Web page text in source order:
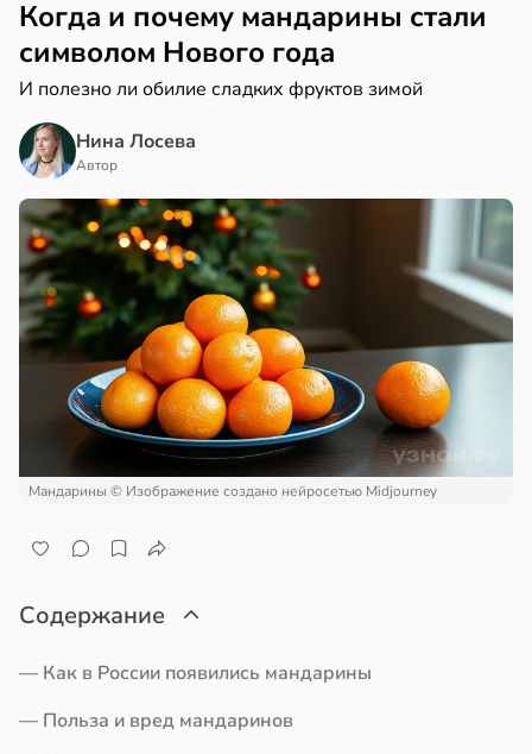
Когда и почему мандарины стали
символом Нового года
И полезно ли обилие сладких фруктов зимой
Нина Лосева
Автор
Мандарины © Изображение создано нейросетью Midjourney
Содержание
— Как в России появились мандарины
— Польза и вред мандаринов